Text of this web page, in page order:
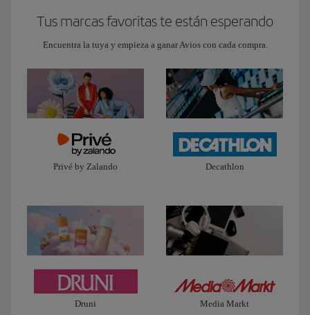
Tus marcas favoritas te están esperando
Encuentra la tuya y empieza a ganar Avios con cada compra.
Privé by Zalando Decathlon
Druni Media Markt